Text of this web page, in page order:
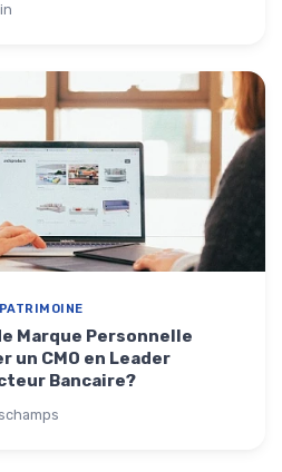
Marque Personnelle
un CMO en Leader
Bancaire?